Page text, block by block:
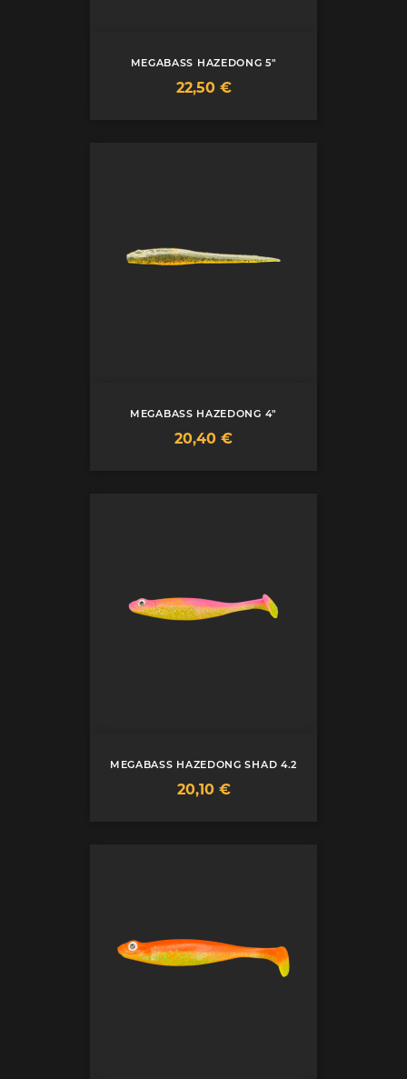
MEGABASS HAZEDONG 5"
Prix
22,50 €
MEGABASS HAZEDONG 4"
Prix
20,40 €
MEGABASS HAZEDONG SHAD 4.2
Prix
20,10 €